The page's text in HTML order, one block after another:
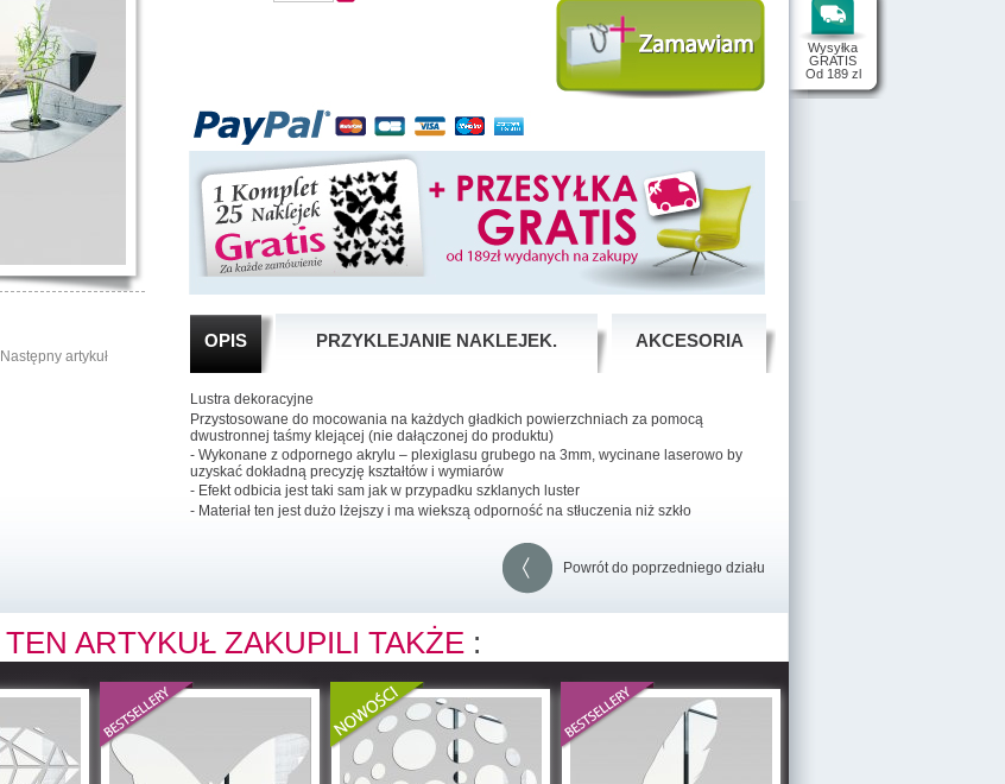
Wysyłka
GRATIS
Od 189 zl
Następny artykuł
OPIS PRZYKLEJANIE NAKLEJEK. AKCESORIA
Lustra dekoracyjne
Przystosowane do mocowania na każdych gładkich powierzchniach za pomocą
dwustronnej taśmy klejącej (nie dałączonej do produktu)
- Wykonane z odpornego akrylu – plexiglasu grubego na 3mm, wycinane laserowo by
uzyskać dokładną precyzję kształtów i wymiarów
- Efekt odbicia jest taki sam jak w przypadku szklanych luster
- Materiał ten jest dużo lżejszy i ma wiekszą odporność na stłuczenia niż szkło
Powrót do poprzedniego działu
TEN ARTYKUŁ ZAKUPILI TAKŻE :